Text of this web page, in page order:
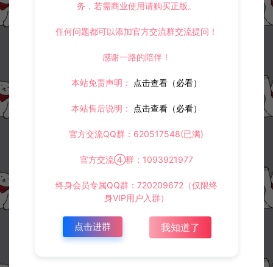
务，若需商业使用请购买正版。
任何问题都可以添加官方交流群交流提问！
感谢一路的陪伴！
本站免责声明： 点击查看（必看）
本站售后说明： 点击查看（必看）
官方交流QQ群：620517548(已满)
官方交流④群：1093921977
终身会员专属QQ群：720209672（仅限终
身VIP用户入群）
点击进群 我知道了